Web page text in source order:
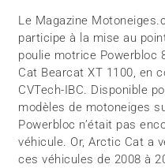
Le Magazine
participe à la mise au
poulie motrice Powerbloc
Cat Bearcat XT 1100, en
CVTech-IBC. Disponible
modèles de motoneiges
Powerbloc n’était pas
véhicule. Or, Arctic Cat a
ces véhicules de 2008 à